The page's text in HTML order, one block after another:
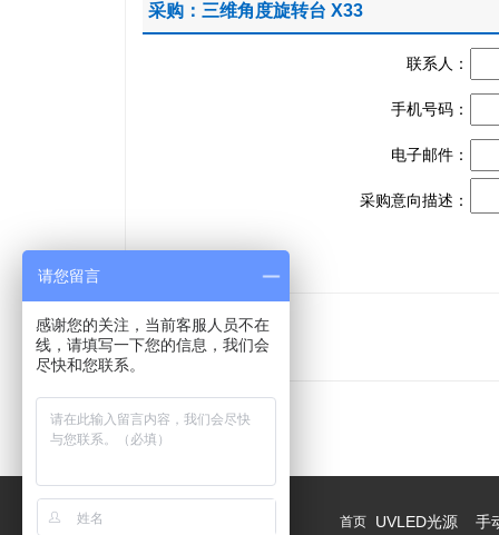
采购：三维角度旋转台 X33
联系人：
手机号码：
电子邮件：
采购意向描述：
相关产品
首页 UVLED光源 手
请您留言
感谢您的关注，当前客服人员不在
线，请填写一下您的信息，我们会
尽快和您联系。